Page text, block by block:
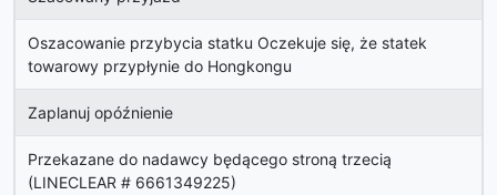
Oszacowanie przybycia statku Oczekuje się, że statek
towarowy przypłynie do Hongkongu
Zaplanuj opóźnienie
Przekazane do nadawcy będącego stroną trzecią
(LINECLEAR # 6661349225)